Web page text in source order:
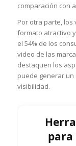
comparación con
Por otra parte,
formato atractivo
el 54% de los
video de las
destaquen los
puede generar
visibilidad.
para